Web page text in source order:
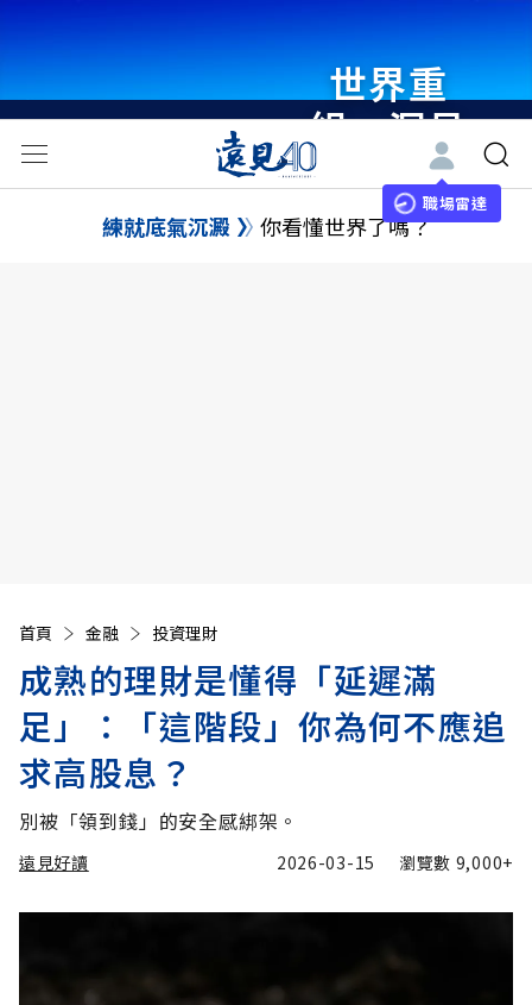
世界重
組・洞見
未來 與
世界領袖
職場雷達
練就底氣沉澱 你看懂世界了嗎？
首頁 金融 投資理財
成熟的理財是懂得「延遲滿
足」：「這階段」你為何不應追
求高股息？
別被「領到錢」的安全感綁架。
遠見好讀 2026-03-15 瀏覽數 9,000+